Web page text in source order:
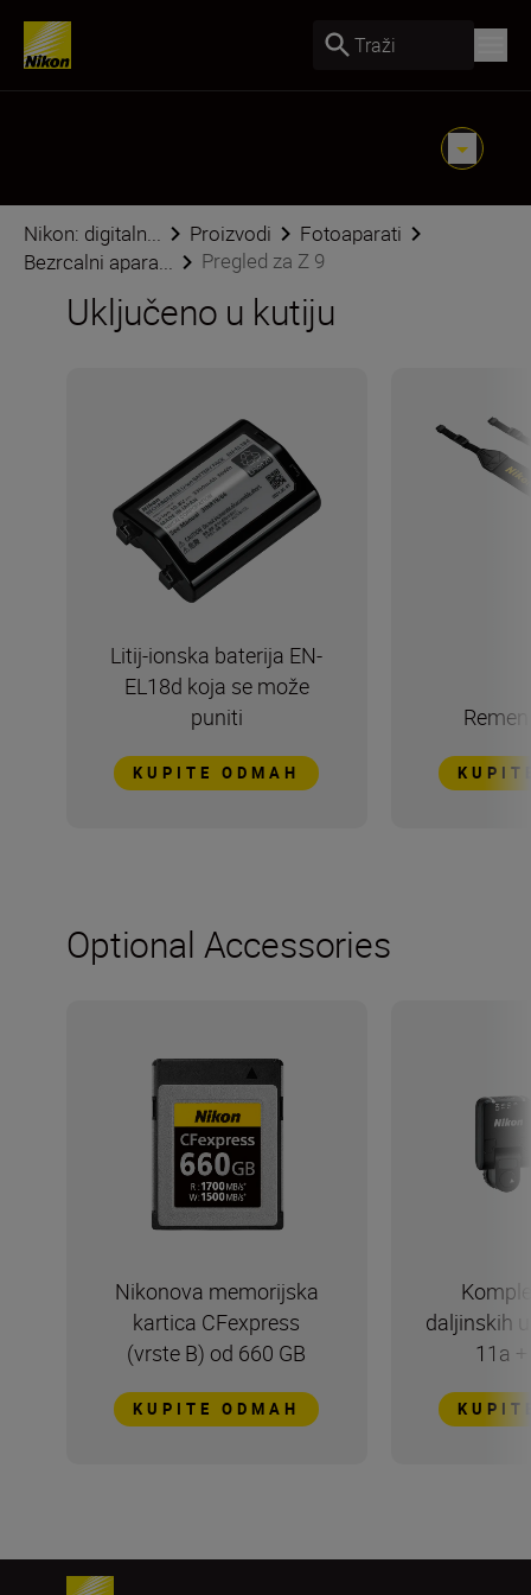
Traži
Nikon: digitaln... Proizvodi
Fotoaparati
Bezrcalni apara...
Pregled za Z 9
Uključeno u kutiju
Litij-ionska baterija EN-
EL18d koja se može
puniti
KUPITE ODMAH
Optional Accessories
Nikonova memorijska
kartica CFexpress
(vrste B) od 660 GB
KUPITE ODMAH
daljinskih
11a